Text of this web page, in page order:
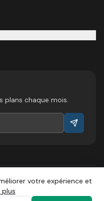
plans chaque mois.
Tous droits réservés.
votre expérience et
plus